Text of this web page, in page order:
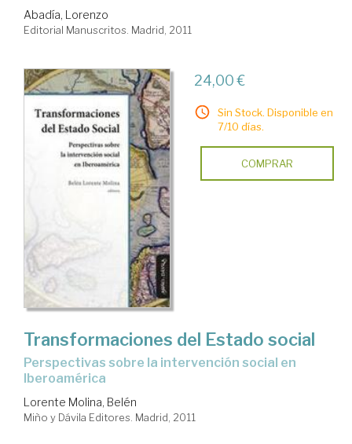
Abadía, Lorenzo
Editorial Manuscritos. Madrid, 2011
24,00 €
Sin Stock. Disponible en
7/10 días.
COMPRAR
Transformaciones del Estado social
perspectivas sobre la intervención social en
Iberoamérica
Lorente Molina, Belén
Miño y Dávila Editores. Madrid, 2011